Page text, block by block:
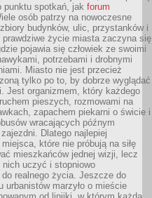
punktu spotkań, jak forum
osób patrzy na nowoczesne
budynków, ulic, przystanków i
prawdziwe życie miasta zaczyna się
pojawia się człowiek ze swoimi
potrzebami i drobnymi
Miasto nie jest przecież
tylko po to, by dobrze wyglądać
Jest organizmem, który każdego
pieszych, rozmowami na
zapachem piekarni o świcie i
wracających późnym
Dlatego najlepiej
które nie próbują na siłę
mieszkańców jednej wizji, lecz
nich uczyć i stopniowo
realnego życia. Jeszcze do
urbanistów marzyło o mieście